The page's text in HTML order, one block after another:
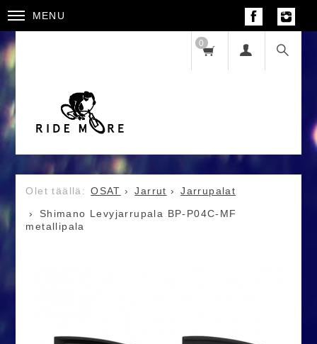
MENU
0
OSAT Jarrut
Jarrupalat
Shimano Levyjarrupala BP-P04C-MF
metallipala